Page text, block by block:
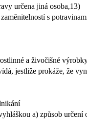
určena jiná osoba,13)
s
a živočišné
jestliže prokáže, že
a) způsob